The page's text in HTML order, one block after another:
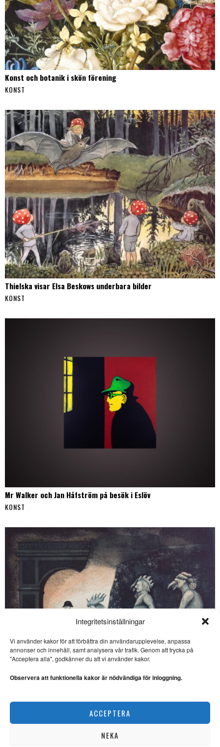
Integritetsinställningar
Vi använder kakor för att förbättra din användarupplevelse, anpassa
annonser och innehåll, samt analysera vår trafik. Genom att trycka på
"Acceptera alla", godkänner du att vi använder kakor.
Observera att funktionella kakor är nödvändiga för inloggning.
ACCEPTERA
NEKA
Konst och botanik i skön förening
KONST
Thielska visar Elsa Beskows underbara bilder
KONST
Mr Walker och Jan Håfström på besök i Eslöv
KONST
Ulf Eklund kombinerar kärvhet med värme
SE ÄVEN
Eisenhüttenstadt –
mönsterstaden
DDR. I ”Veckans DDR” reder